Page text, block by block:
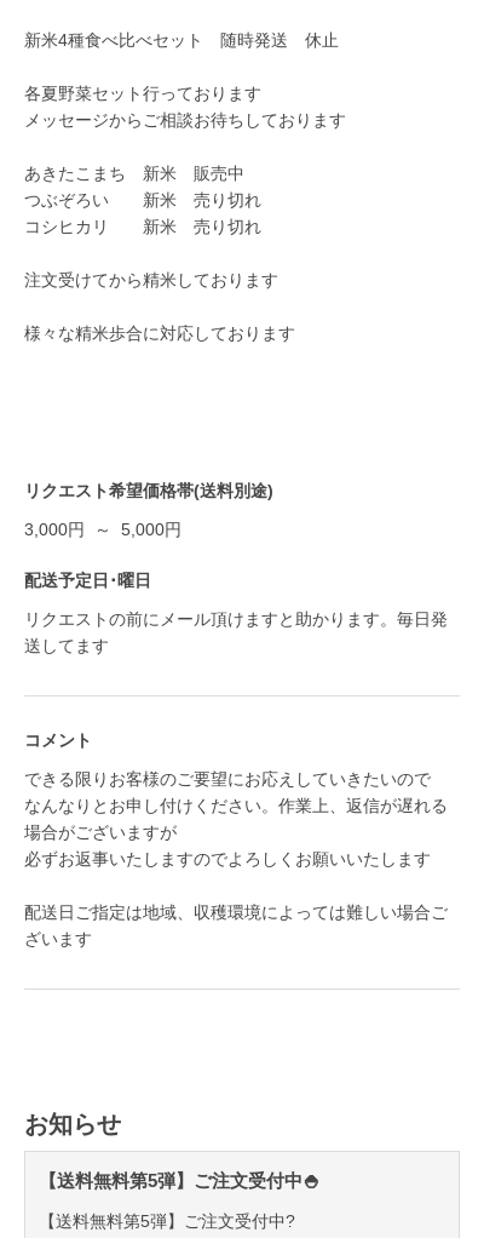
新米4種食べ比べセット 随時発送 休止
各夏野菜セット行っております
メッセージからご相談お待ちしております
あきたこまち 新米 販売中
つぶぞろい 新米 売り切れ
コシヒカリ 新米 売り切れ
注文受けてから精米しております
様々な精米歩合に対応しております
リクエスト希望価格帯(送料別途)
3,000円 ～ 5,000円
配送予定日･曜日
リクエストの前にメール頂けますと助かります。毎日発
送してます
コメント
できる限りお客様のご要望にお応えしていきたいので
なんなりとお申し付けください。作業上、返信が遅れる
場合がございますが
必ずお返事いたしますのでよろしくお願いいたします
配送日ご指定は地域、収穫環境によっては難しい場合ご
ざいます
お知らせ
【送料無料第5弾】ご注文受付中🍚
【送料無料第5弾】ご注文受付中?